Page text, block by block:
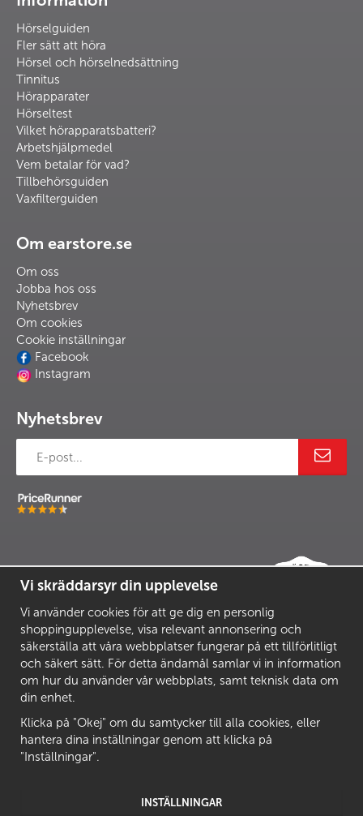
Hörselguiden
Fler sätt att höra
Hörsel och hörselnedsättning
Tinnitus
Hörapparater
Hörseltest
Vilket hörapparatsbatteri?
Arbetshjälpmedel
Vem betalar för vad?
Tillbehörsguiden
Vaxfilterguiden
Om earstore.se
Om oss
Jobba hos oss
Nyhetsbrev
Om cookies
Cookie inställningar
Facebook
Instagram
Nyhetsbrev
Vi skräddarsyr din upplevelse
Vi använder cookies för att ge dig en personlig
shoppingupplevelse, visa relevant annonsering och
säkerställa att våra webbplatser fungerar på ett tillförlitligt
och säkert sätt. För detta ändamål samlar vi in information
om hur du använder vår webbplats, samt teknisk data om
din enhet.
Klicka på "Okej" om du samtycker till alla cookies, eller
hantera dina inställningar genom att klicka på
"Inställningar".
INSTÄLLNINGAR